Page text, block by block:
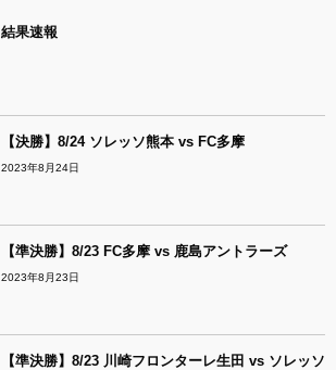
結果速報
【決勝】8/24 ソレッソ熊本 vs FC多摩
2023年8月24日
【準決勝】8/23 FC多摩 vs 鹿島アントラーズ
2023年8月23日
【準決勝】8/23 川崎フロンターレ生田 vs ソレッソ